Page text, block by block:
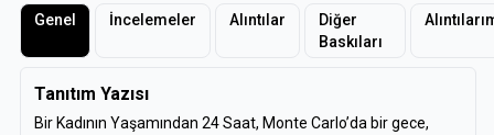
Genel İncelemeler Alıntılar
Diğer
Baskıları
Tanıtım Yazısı
Bir Kadının Yaşamından 24 Saat, Monte Carlo’da bir gece,